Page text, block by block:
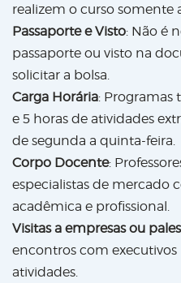
realizem o curso somente
Passaporte e Visto: Não é
passaporte ou visto na
solicitar a bolsa.
Carga Horária: Programas
e 5 horas de atividades
de segunda a quinta-feira.
Corpo Docente:
especialistas de mercado
acadêmica e profissional.
Visitas a empresas ou
encontros com
atividades.